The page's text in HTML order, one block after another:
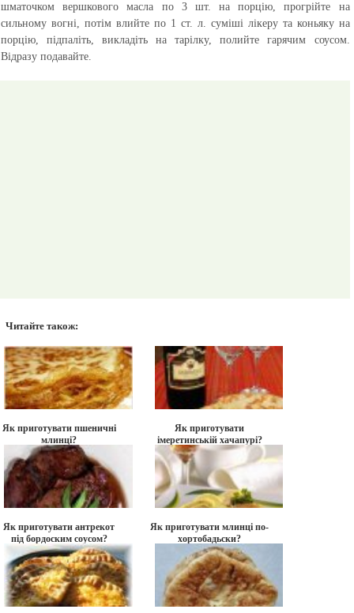
шматочком вершкового масла по 3 шт. на порцію, прогрійте на
сильному вогні, потім влийте по 1 ст. л. суміші лікеру та коньяку на
порцію, підпаліть, викладіть на тарілку, полийте гарячим соусом.
Відразу подавайте.
Читайте також:
Як приготувати пшеничні
млинці?
Як приготувати
імеретинській хачапурі?
Як приготувати антрекот
під бордоским соусом?
Як приготувати млинці по-
хортобадьски?